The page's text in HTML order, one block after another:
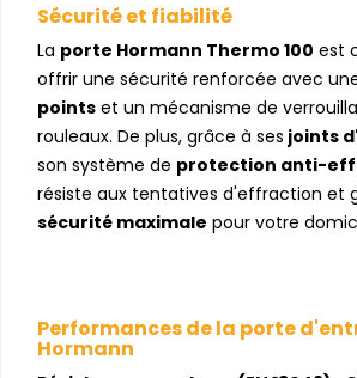
Sécurité et fiabilité
La porte Hormann Thermo 100 est
offrir une sécurité renforcée avec
points et un mécanisme de
rouleaux. De plus, grâce à ses joints
son système de protection anti-
résiste aux tentatives d'effraction et
sécurité maximale pour votre
Performances de la porte
Hormann